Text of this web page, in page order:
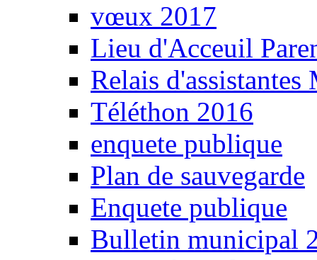
vœux 2017
Lieu d'Acceuil
Relais d'assistantes
Téléthon 2016
enquete publique
Plan de sauvegarde
Enquete publique
Bulletin municipal